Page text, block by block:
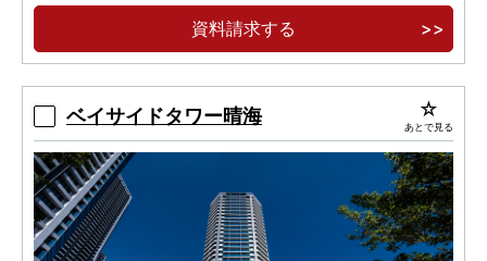
ー
「三井不動産グループ」によるミクストユース
資料請求する
ベイサイドタワー晴海 あとで見る